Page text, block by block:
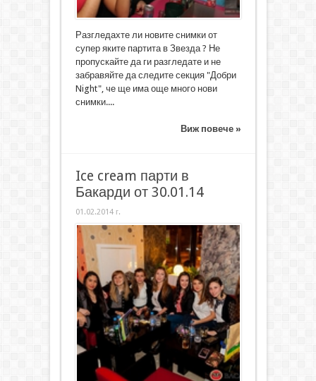
Разгледахте ли новите снимки от
супер яките партита в Звезда ? Не
пропускайте да ги разгледате и не
забравяйте да следите секция "Добри
Night", че ще има още много нови
снимки....
Виж повече »
Ice cream парти в
Бакарди от 30.01.14
01.02.2014 г.